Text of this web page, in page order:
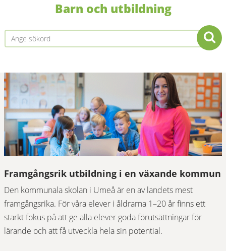
Barn och utbildning
Framgångsrik utbildning i en växande kommun
Den kommunala skolan i Umeå är en av landets mest
framgångsrika. För våra elever i åldrarna 1–20 år finns ett
starkt fokus på att ge alla elever goda förutsättningar för
lärande och att få utveckla hela sin potential.